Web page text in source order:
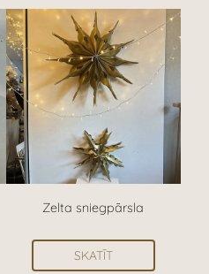
Zelta sniegpārsla
SKATĪT